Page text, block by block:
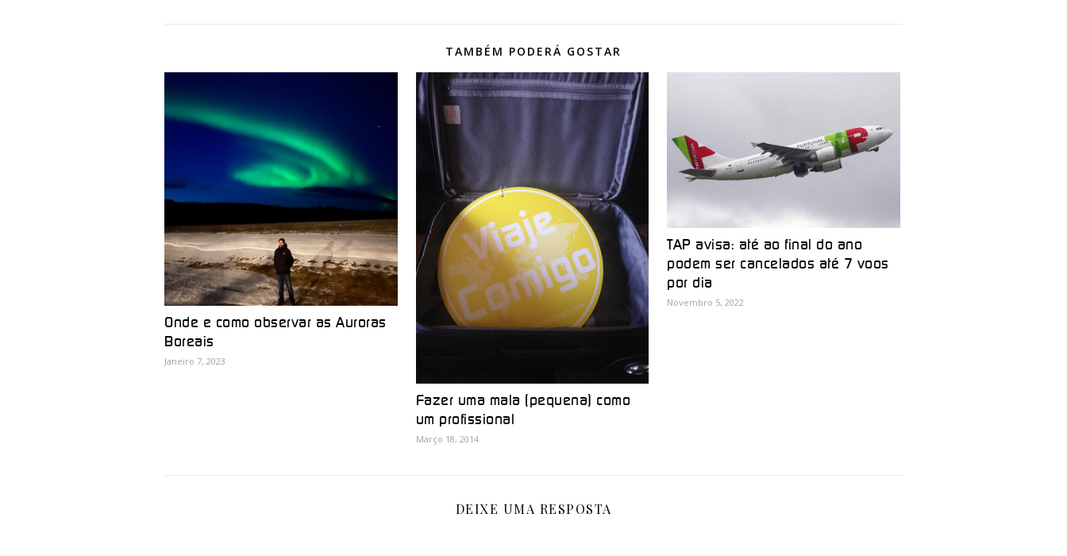
TAMBÉM PODERÁ GOSTAR
Onde e como observar as Auroras
Boreais
Janeiro 7, 2023
Fazer uma mala (pequena) como
um profissional
Março 18, 2014
TAP avisa: até ao final do ano
podem ser cancelados até 7 voos
por dia
Novembro 5, 2022
DEIXE UMA RESPOSTA